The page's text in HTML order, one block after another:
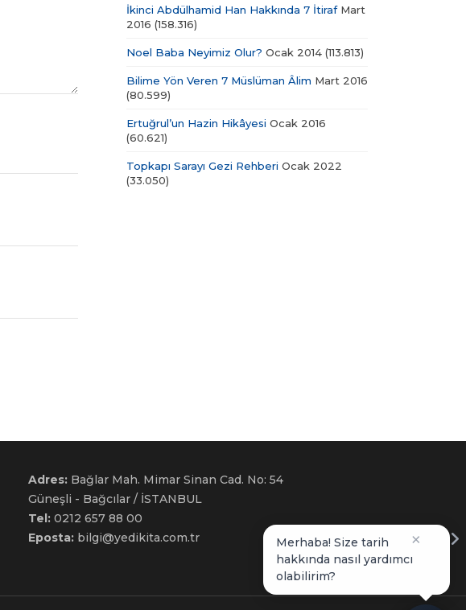
İkinci Abdülhamid Han Hakkında 7 İtirafMart
2016 (158.316)
Noel Baba Neyimiz Olur? Ocak 2014 (113.813)
Bilime Yön Veren 7 Müslüman Âlim Mart 2016
(80.599)
Ertuğrul’un Hazin Hikâyesi Ocak 2016
(60.621)
Topkapı Sarayı Gezi Rehberi Ocak 2022
(33.050)
Adres: Bağlar Mah. Mimar Sinan Cad. No: 54
Güneşli - Bağcılar / İSTANBUL
Tel: 0212 657 88 00
Eposta: bilgi@yedikita.com.tr ×
Merhaba! Size tarih
hakkında nasıl yardımcı
olabilirim?